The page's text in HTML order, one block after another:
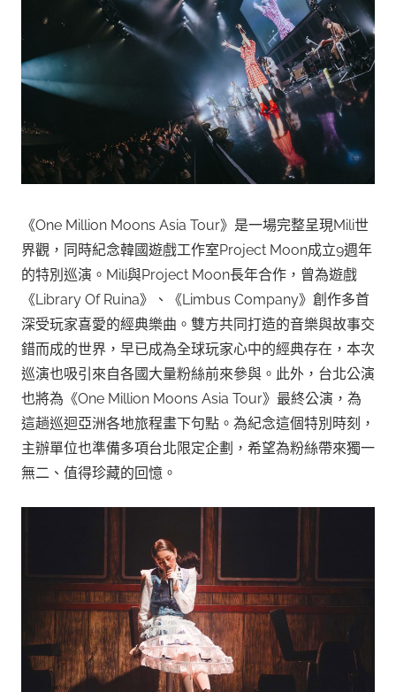
《One Million Moons Asia Tour》是一場完整呈現Mili世
界觀，同時紀念韓國遊戲工作室Project Moon成立9週年
的特別巡演。Mili與Project Moon長年合作，曾為遊戲
《Library Of Ruina》、《Limbus Company》創作多首
深受玩家喜愛的經典樂曲。雙方共同打造的音樂與故事交
錯而成的世界，早已成為全球玩家心中的經典存在，本次
巡演也吸引來自各國大量粉絲前來參與。此外，台北公演
也將為《One Million Moons Asia Tour》最終公演，為
這趟巡迴亞洲各地旅程畫下句點。為紀念這個特別時刻，
主辦單位也準備多項台北限定企劃，希望為粉絲帶來獨一
無二、值得珍藏的回憶。